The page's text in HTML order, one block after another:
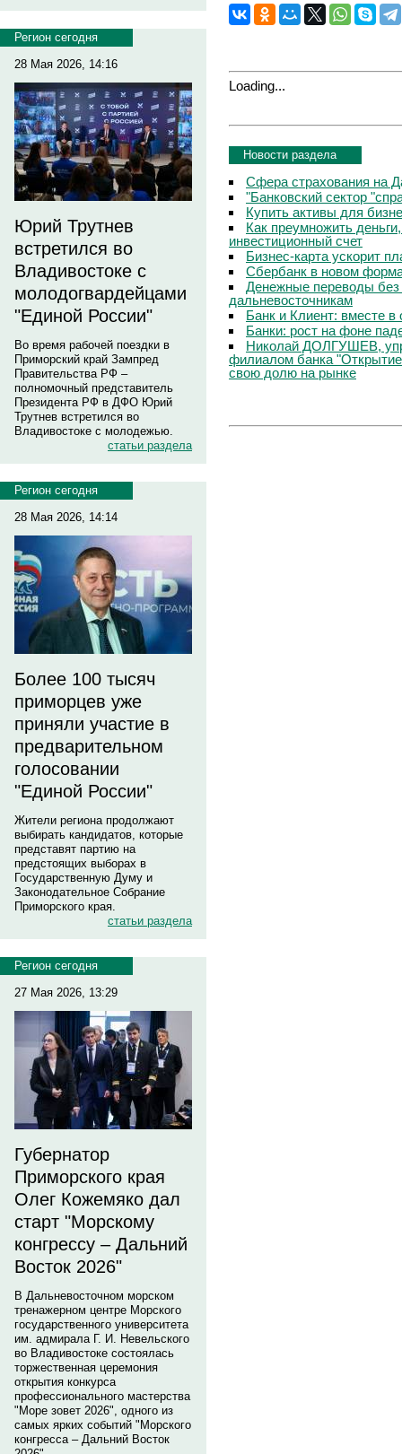
Регион сегодня
28 Мая 2026, 14:16
Юрий Трутнев
встретился во
Владивостоке с
молодогвардейцами
"Единой России"
Во время рабочей поездки в
Приморский край Зампред
Правительства РФ –
полномочный представитель
Президента РФ в ДФО Юрий
Трутнев встретился во
Владивостоке с молодежью.
статьи раздела
Регион сегодня
28 Мая 2026, 14:14
Более 100 тысяч
приморцев уже
приняли участие в
предварительном
голосовании
"Единой России"
Жители региона продолжают
выбирать кандидатов, которые
представят партию на
предстоящих выборах в
Государственную Думу и
Законодательное Собрание
Приморского края.
статьи раздела
Регион сегодня
27 Мая 2026, 13:29
Губернатор
Приморского края
Олег Кожемяко дал
старт "Морскому
конгрессу – Дальний
Восток 2026"
В Дальневосточном морском
тренажерном центре Морского
государственного университета
им. адмирала Г. И. Невельского
во Владивостоке состоялась
торжественная церемония
открытия конкурса
профессионального мастерства
"Море зовет 2026", одного из
самых ярких событий "Морского
конгресса – Дальний Восток
Loading...
Новости раздела
Сфера страхования на
"Банковский сектор
Купить активы для
Как преумножить
инвестиционный счет
Бизнес-карта ускорит
Сбербанк в новом
Денежные переводы без
дальневосточникам
Банк и Клиент: вместе в
Банки: рост на фоне
Николай ДОЛГУШЕВ,
филиалом банка
свою долю на рынке